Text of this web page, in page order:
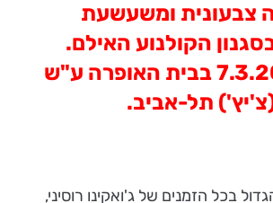
צבעונית ומשעשעת
הקולנוע האילם.
21.2.20 - 7.3.20 בבית האופרה ע"ש
תל-אביב.
בכל הזמנים של ג'ואקינו רוסיני,